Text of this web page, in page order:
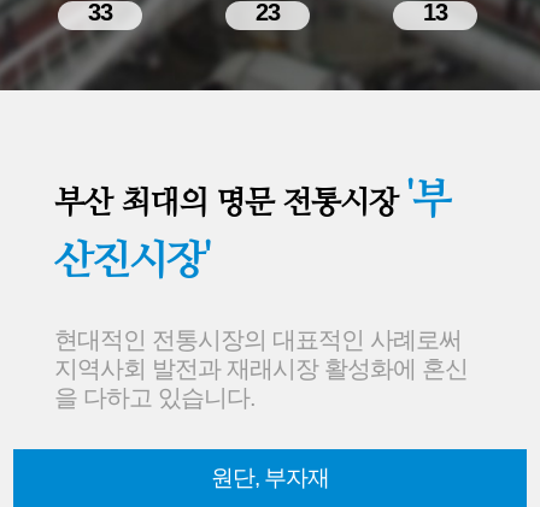
33 23 13
부산 최대의 명문 전통시장 '부
산진시장'
현대적인 전통시장의 대표적인 사례로써
지역사회 발전과 재래시장 활성화에 혼신
을 다하고 있습니다.
원단, 부자재